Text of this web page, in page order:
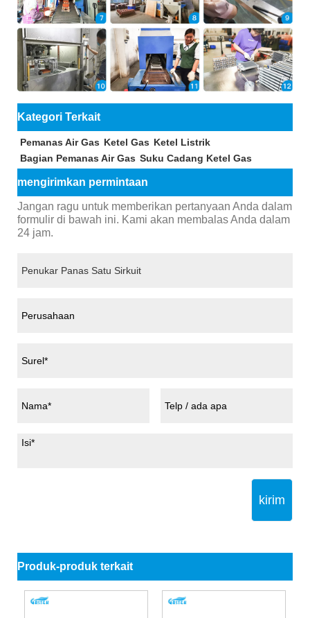
Kategori Terkait
Pemanas Air Gas Ketel Gas Ketel Listrik
Bagian Pemanas Air Gas Suku Cadang Ketel Gas
mengirimkan permintaan
Jangan ragu untuk memberikan pertanyaan Anda dalam
formulir di bawah ini. Kami akan membalas Anda dalam
24 jam.
kirim
Produk-produk terkait